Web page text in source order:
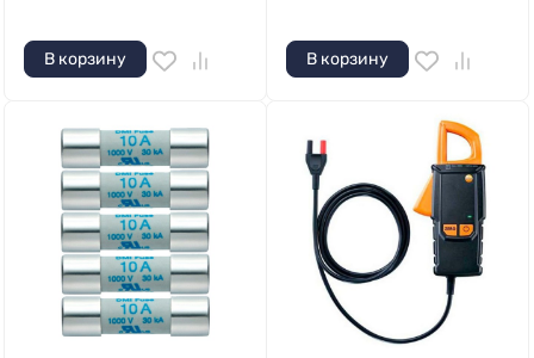
В корзину В корзину